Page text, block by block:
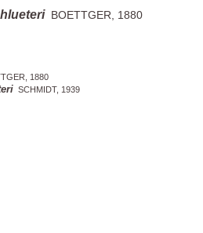
BOETTGER, 1880
1880
SCHMIDT, 1939